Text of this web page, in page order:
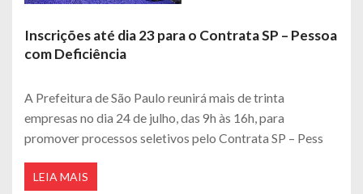
Inscrições até dia 23 para o Contrata SP – Pessoa
com Deficiência
A Prefeitura de São Paulo reunirá mais de trinta
empresas no dia 24 de julho, das 9h às 16h, para
promover processos seletivos pelo Contrata SP – Pess
LEIA MAIS